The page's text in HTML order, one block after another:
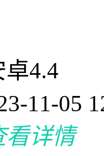
4.4
11-05
看详情